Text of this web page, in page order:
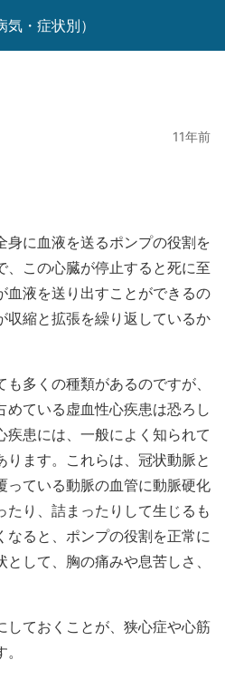
・症状別）
11年前
身に血液を送るポンプの役割を
、この心臓が停止すると死に至
血液を送り出すことができるの
収縮と拡張を繰り返しているか
多くの種類があるのですが、
めている虚血性心疾患は恐ろし
疾患には、一般によく知られて
ります。これらは、冠状動脈と
っている動脈の血管に動脈硬化
たり、詰まったりして生じるも
なると、ポンプの役割を正常に
して、胸の痛みや息苦しさ、
しておくことが、狭心症や心筋